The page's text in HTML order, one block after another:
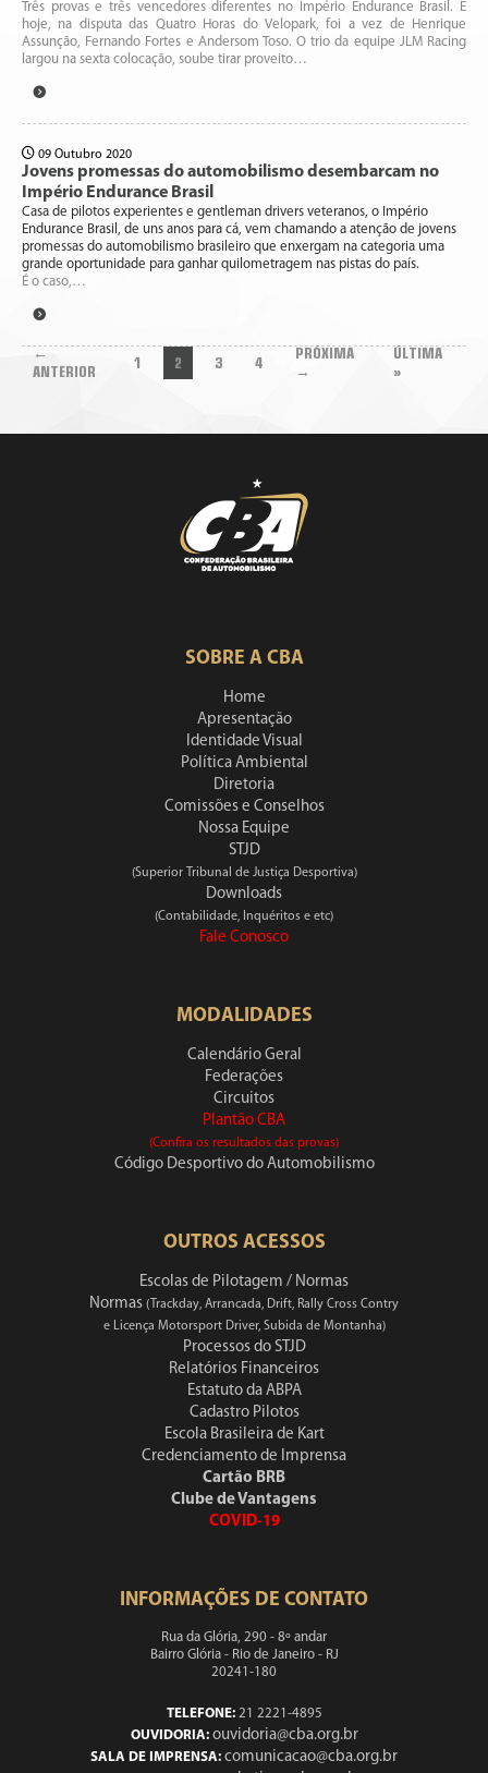
Três provas e três vencedores diferentes no Império Endurance Brasil. E
hoje, na disputa das Quatro Horas do Velopark, foi a vez de Henrique
Assunção, Fernando Fortes e Andersom Toso. O trio da equipe JLM Racing
largou na sexta colocação, soube tirar proveito…
09 Outubro 2020
Jovens promessas do automobilismo desembarcam no
Império Endurance Brasil
Casa de pilotos experientes e gentleman drivers veteranos, o Império
Endurance Brasil, de uns anos para cá, vem chamando a atenção de jovens
promessas do automobilismo brasileiro que enxergam na categoria uma
grande oportunidade para ganhar quilometragem nas pistas do país.
É o caso,…
←
ANTERIOR
1 2 3 4
PRÓXIMA
→
ÚLTIMA
»
SOBRE A CBA
Home
Apresentação
Identidade Visual
Política Ambiental
Diretoria
Comissões e Conselhos
Nossa Equipe
STJD
(Superior Tribunal de Justiça Desportiva)
Downloads
(Contabilidade, Inquéritos e etc)
Fale Conosco
MODALIDADES
Calendário Geral
Federações
Circuitos
Plantão CBA
(Confira os resultados das provas)
Código Desportivo do Automobilismo
OUTROS ACESSOS
Escolas de Pilotagem / Normas
Normas (Trackday, Arrancada, Drift, Rally Cross Contry
e Licença Motorsport Driver, Subida de Montanha)
Processos do STJD
Relatórios Financeiros
Estatuto da ABPA
Cadastro Pilotos
Escola Brasileira de Kart
Credenciamento de Imprensa
Cartão BRB
Clube de Vantagens
COVID-19
INFORMAÇÕES DE CONTATO
Rua da Glória, 290 - 8º andar
Bairro Glória - Rio de Janeiro - RJ
20241-180
TELEFONE:21 2221-4895
OUVIDORIA: ouvidoria@cba.org.br
SALA DE IMPRENSA: comunicacao@cba.org.br